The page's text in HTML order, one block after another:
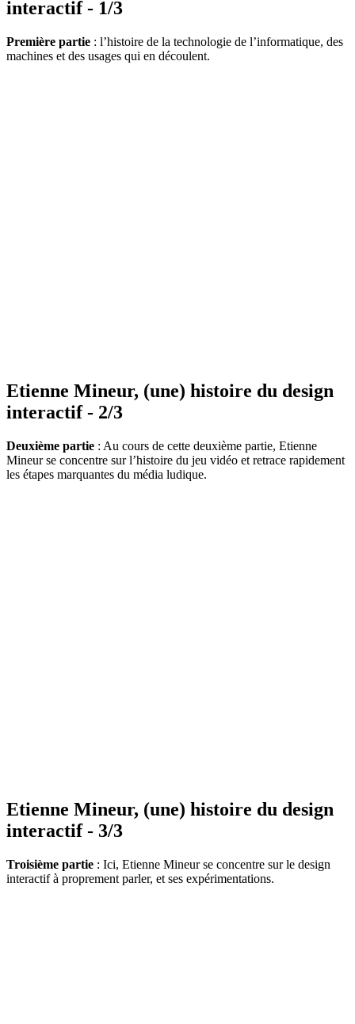
interactif - 1/3
Première partie : l’histoire de la technologie de l’informatique, des
machines et des usages qui en découlent.
Etienne Mineur, (une) histoire du design
interactif - 2/3
Deuxième partie : Au cours de cette deuxième partie, Etienne
Mineur se concentre sur l’histoire du jeu vidéo et retrace rapidement
les étapes marquantes du média ludique.
Etienne Mineur, (une) histoire du design
interactif - 3/3
Troisième partie : Ici, Etienne Mineur se concentre sur le design
interactif à proprement parler, et ses expérimentations.